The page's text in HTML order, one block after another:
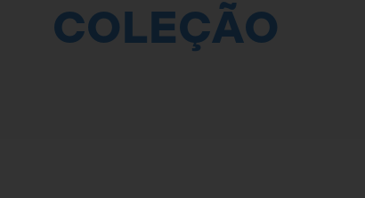
COLEÇÃO